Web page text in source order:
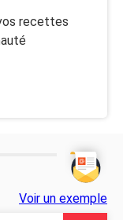
recettes
Voir un exemple